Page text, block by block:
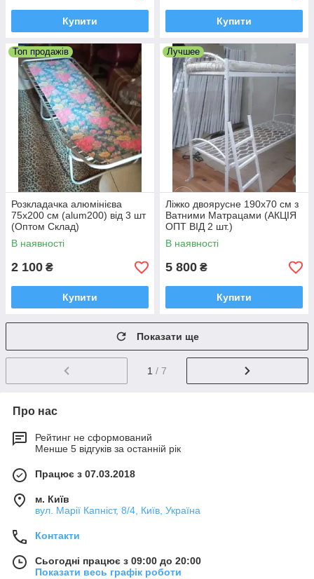
Купити Купити
Топ продажів
Розкладачка алюмінієва
75х200 см (alum200) від 3 шт
(Оптом Склад)
В наявності
2 100 ₴
Купити
Лучшее
Ліжко двоярусне 190х70 см з
Ватними Матрацами (АКЦІЯ
ОПТ ВІД 2 шт.)
В наявності
5 800 ₴
Купити
Показати ще
1 / 7
Про нас
Рейтинг не сформований
Менше 5 відгуків за останній рік
Працює з 07.03.2018
м. Київ
вул. Марії Капніст, 8/4, Київ, Україна
Контакти
Сьогодні працює з 09:00 до 20:00
Показати весь графік роботи